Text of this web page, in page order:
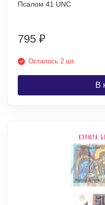
Псалом 41 UNC
795 ₽
Осталось 2 шт.
В